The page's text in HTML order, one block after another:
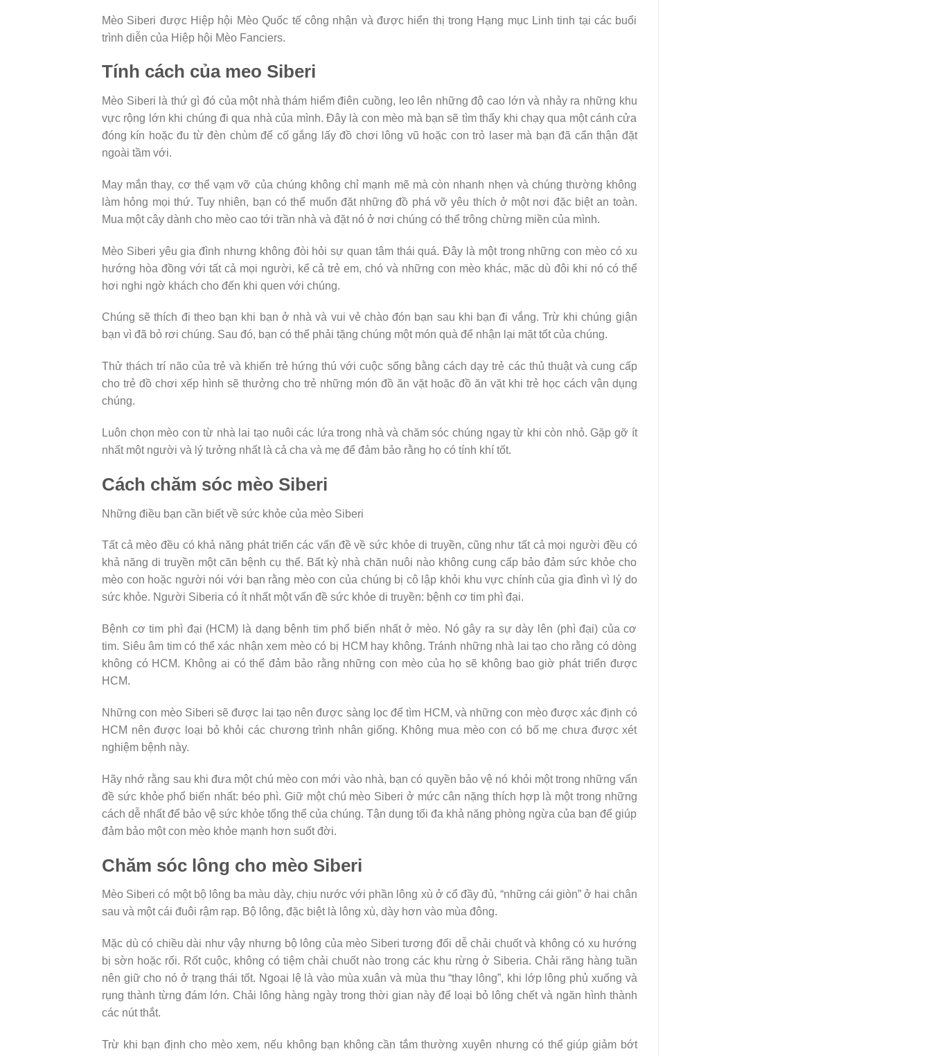
Mèo Siberi được Hiệp hội Mèo Quốc tế công nhận và được hiển thị trong Hạng mục Linh tinh tại các buổi
trình diễn của Hiệp hội Mèo Fanciers.
Tính cách của meo Siberi
Mèo Siberi là thứ gì đó của một nhà thám hiểm điên cuồng, leo lên những độ cao lớn và nhảy ra những khu
vực rộng lớn khi chúng đi qua nhà của mình. Đây là con mèo mà bạn sẽ tìm thấy khi chạy qua một cánh cửa
đóng kín hoặc đu từ đèn chùm để cố gắng lấy đồ chơi lông vũ hoặc con trỏ laser mà bạn đã cẩn thận đặt
ngoài tầm với.
May mắn thay, cơ thể vạm vỡ của chúng không chỉ mạnh mẽ mà còn nhanh nhẹn và chúng thường không
làm hỏng mọi thứ. Tuy nhiên, bạn có thể muốn đặt những đồ phá vỡ yêu thích ở một nơi đặc biệt an toàn.
Mua một cây dành cho mèo cao tới trần nhà và đặt nó ở nơi chúng có thể trông chừng miền của mình.
Mèo Siberi yêu gia đình nhưng không đòi hỏi sự quan tâm thái quá. Đây là một trong những con mèo có xu
hướng hòa đồng với tất cả mọi người, kể cả trẻ em, chó và những con mèo khác, mặc dù đôi khi nó có thể
hơi nghi ngờ khách cho đến khi quen với chúng.
Chúng sẽ thích đi theo bạn khi bạn ở nhà và vui vẻ chào đón bạn sau khi bạn đi vắng. Trừ khi chúng giận
bạn vì đã bỏ rơi chúng. Sau đó, bạn có thể phải tặng chúng một món quà để nhận lại mặt tốt của chúng.
Thử thách trí não của trẻ và khiến trẻ hứng thú với cuộc sống bằng cách dạy trẻ các thủ thuật và cung cấp
cho trẻ đồ chơi xếp hình sẽ thưởng cho trẻ những món đồ ăn vặt hoặc đồ ăn vặt khi trẻ học cách vận dụng
chúng.
Luôn chọn mèo con từ nhà lai tạo nuôi các lứa trong nhà và chăm sóc chúng ngay từ khi còn nhỏ. Gặp gỡ ít
nhất một người và lý tưởng nhất là cả cha và mẹ để đảm bảo rằng họ có tính khí tốt.
Cách chăm sóc mèo Siberi
Những điều bạn cần biết về sức khỏe của mèo Siberi
Tất cả mèo đều có khả năng phát triển các vấn đề về sức khỏe di truyền, cũng như tất cả mọi người đều có
khả năng di truyền một căn bệnh cụ thể. Bất kỳ nhà chăn nuôi nào không cung cấp bảo đảm sức khỏe cho
mèo con hoặc người nói với bạn rằng mèo con của chúng bị cô lập khỏi khu vực chính của gia đình vì lý do
sức khỏe. Người Siberia có ít nhất một vấn đề sức khỏe di truyền: bệnh cơ tim phì đại.
Bệnh cơ tim phì đại (HCM) là dạng bệnh tim phổ biến nhất ở mèo. Nó gây ra sự dày lên (phì đại) của cơ
tim. Siêu âm tim có thể xác nhận xem mèo có bị HCM hay không. Tránh những nhà lai tạo cho rằng có dòng
không có HCM. Không ai có thể đảm bảo rằng những con mèo của họ sẽ không bao giờ phát triển được
HCM.
Những con mèo Siberi sẽ được lai tạo nên được sàng lọc để tìm HCM, và những con mèo được xác định có
HCM nên được loại bỏ khỏi các chương trình nhân giống. Không mua mèo con có bố mẹ chưa được xét
nghiệm bệnh này.
Hãy nhớ rằng sau khi đưa một chú mèo con mới vào nhà, bạn có quyền bảo vệ nó khỏi một trong những vấn
đề sức khỏe phổ biến nhất: béo phì. Giữ một chú mèo Siberi ở mức cân nặng thích hợp là một trong những
cách dễ nhất để bảo vệ sức khỏe tổng thể của chúng. Tận dụng tối đa khả năng phòng ngừa của bạn để giúp
đảm bảo một con mèo khỏe mạnh hơn suốt đời.
Chăm sóc lông cho mèo Siberi
Mèo Siberi có một bộ lông ba màu dày, chịu nước với phần lông xù ở cổ đầy đủ, “những cái giòn” ở hai chân
sau và một cái đuôi rậm rạp. Bộ lông, đặc biệt là lông xù, dày hơn vào mùa đông.
Mặc dù có chiều dài như vậy nhưng bộ lông của mèo Siberi tương đối dễ chải chuốt và không có xu hướng
bị sờn hoặc rối. Rốt cuộc, không có tiệm chải chuốt nào trong các khu rừng ở Siberia. Chải răng hàng tuần
nên giữ cho nó ở trạng thái tốt. Ngoại lệ là vào mùa xuân và mùa thu “thay lông”, khi lớp lông phủ xuống và
rụng thành từng đám lớn. Chải lông hàng ngày trong thời gian này để loại bỏ lông chết và ngăn hình thành
các nút thắt.
Trừ khi bạn định cho mèo xem, nếu không bạn không cần tắm thường xuyên nhưng có thể giúp giảm bớt